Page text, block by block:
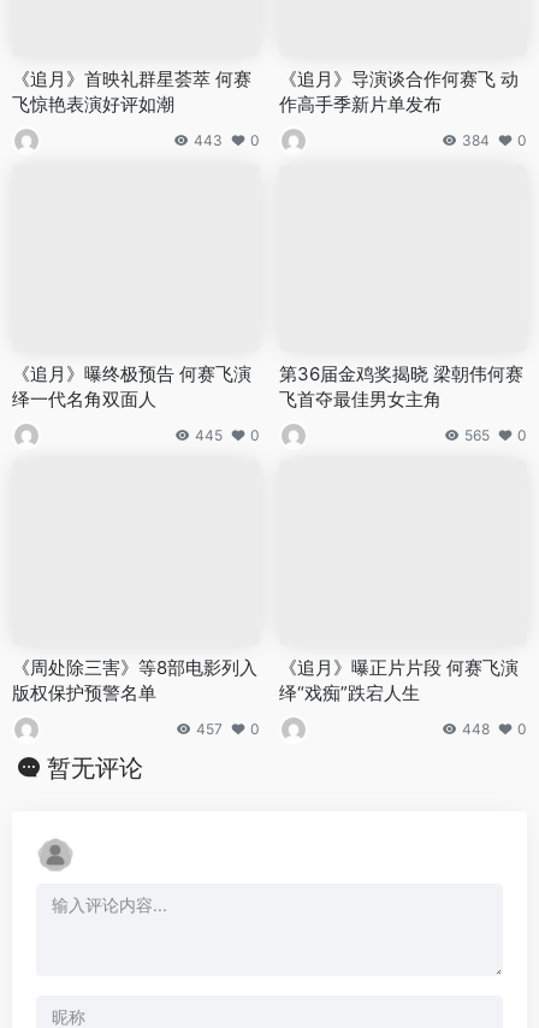
《追月》首映礼群星荟萃 何赛
飞惊艳表演好评如潮
443 0
《追月》导演谈合作何赛飞 动
作高手季新片单发布
384 0
《追月》曝终极预告 何赛飞演
绎一代名角双面人
445 0
第36届金鸡奖揭晓 梁朝伟何赛
飞首夺最佳男女主角
565 0
《周处除三害》等8部电影列入
版权保护预警名单
457 0
《追月》曝正片片段 何赛飞演
绎“戏痴”跌宕人生
448 0
暂无评论